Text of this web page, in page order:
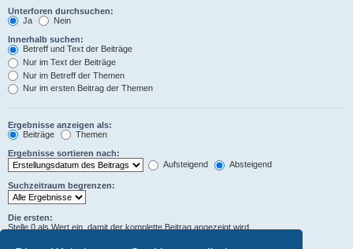
Unterforen durchsuchen:
Ja
Nein
Innerhalb suchen:
Betreff und Text der Beiträge
Nur im Text der Beiträge
Nur im Betreff der Themen
Nur im ersten Beitrag der Themen
Ergebnisse anzeigen als:
Beiträge
Themen
Ergebnisse sortieren nach:
Aufsteigend
Absteigend
Suchzeitraum begrenzen:
Die ersten:
Stelle 0 als Wert ein, damit der komplette Beitrag angezeigt wird.